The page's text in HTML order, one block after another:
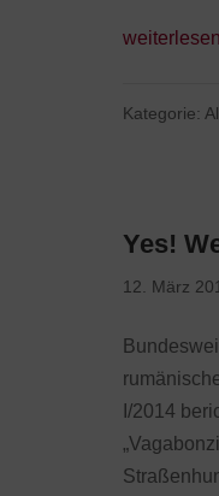
Kategorie:
Yes!
12. März
I/2014